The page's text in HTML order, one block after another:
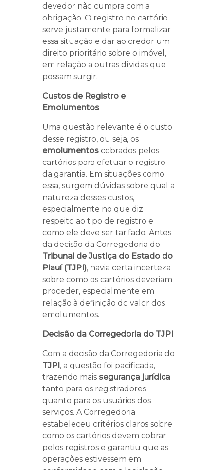
devedor não cumpra com a
obrigação. O registro no cartório
serve justamente para formalizar
essa situação e dar ao credor um
direito prioritário sobre o imóvel,
em relação a outras dívidas que
possam surgir.
Custos de Registro e
Emolumentos
Uma questão relevante é o custo
desse registro, ou seja, os
emolumentoscobrados pelos
cartórios para efetuar o registro
da garantia. Em situações como
essa, surgem dúvidas sobre qual a
natureza desses custos,
especialmente no que diz
respeito ao tipo de registro e
como ele deve ser tarifado. Antes
da decisão da Corregedoria do
Tribunal de Justiça do Estado do
Piauí (TJPI), havia certa incerteza
sobre como os cartórios deveriam
proceder, especialmente em
relação à definição do valor dos
emolumentos.
Decisão da Corregedoria do TJPI
Com a decisão da Corregedoria do
TJPI , a questão foi pacificada,
trazendo mais segurança jurídica
tanto para os registradores
quanto para os usuários dos
serviços. A Corregedoria
estabeleceu critérios claros sobre
como os cartórios devem cobrar
pelos registros e garantiu que as
operações estivessem em